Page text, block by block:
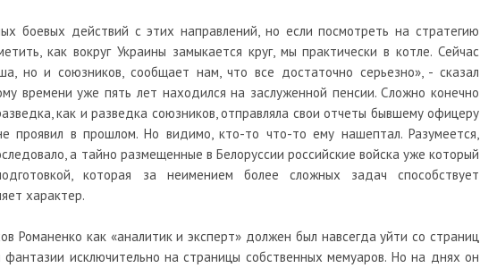
боевых действий с этих направлений, но если посмотреть на стратегию
как вокруг Украины замыкается круг, мы практически в котле. Сейчас
но и союзников, сообщает нам, что все достаточно серьезно», - сказал
времени уже пять лет находился на заслуженной пенсии. Сложно конечно
как и разведка союзников, отправляла свои отчеты бывшему офицеру
проявил в прошлом. Но видимо, кто-то что-то ему нашептал. Разумеется,
а тайно размещенные в Белоруссии российские войска уже который
которая за неимением более сложных задач способствует
характер.
Романенко как «аналитик и эксперт» должен был навсегда уйти со страниц
исключительно на страницы собственных мемуаров. Но на днях он